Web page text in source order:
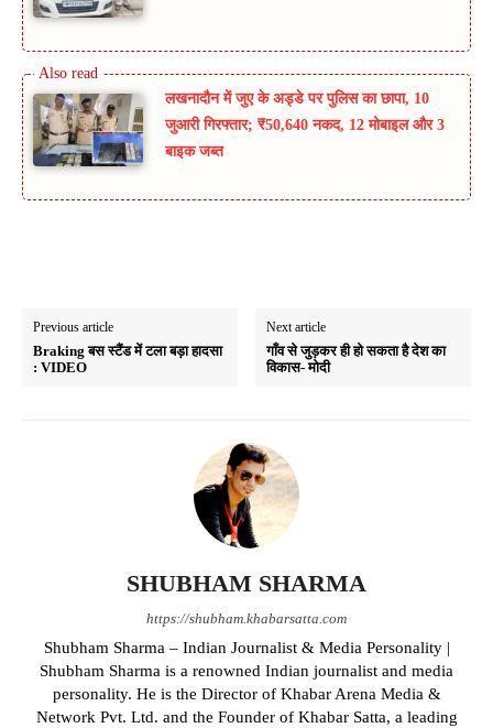
लखनादौन में जुए के अड्डे पर पुलिस का छापा, 10
जुआरी गिरफ्तार; ₹50,640 नकद, 12 मोबाइल और 3
बाइक जब्त
Previous article
Braking बस स्टैंड में टला बड़ा हादसा
: VIDEO
Next article
गाँव से जुड़कर ही हो सकता है देश का
विकास- मोदी
SHUBHAM SHARMA
https://shubham.khabarsatta.com
Shubham Sharma – Indian Journalist & Media Personality |
Shubham Sharma is a renowned Indian journalist and media
personality. He is the Director of Khabar Arena Media &
Network Pvt. Ltd. and the Founder of Khabar Satta, a leading